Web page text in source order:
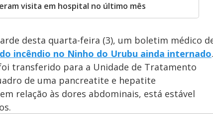
visita em hospital no último mês
desta quarta-feira (3), um boletim médico
incêndio no Ninho do Urubu ainda internado.
transferido para a Unidade de Tratamento
de uma pancreatite e hepatite
relação às dores abdominais, está estável